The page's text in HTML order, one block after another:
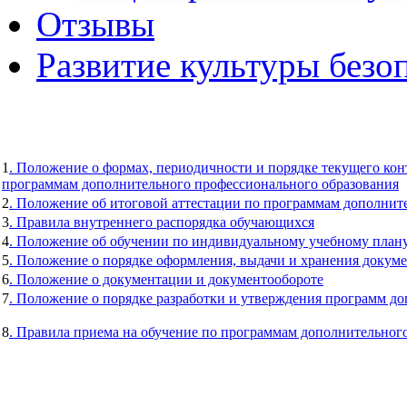
Отзывы
Развитие культуры
1 . Положение о формах, периодичности и порядке текущего
программам дополнительного профессионального образования
2. Положение об итоговой аттестации по программам
3. Правила внутреннего распорядка обучающихся
4. Положение об обучении по индивидуальному учебному
5. Положение о порядке оформления, выдачи и хранения
6. Положение о документации и документообороте
7. Положение о порядке разработки и утверждения программ
8. Правила приема на обучение по программам